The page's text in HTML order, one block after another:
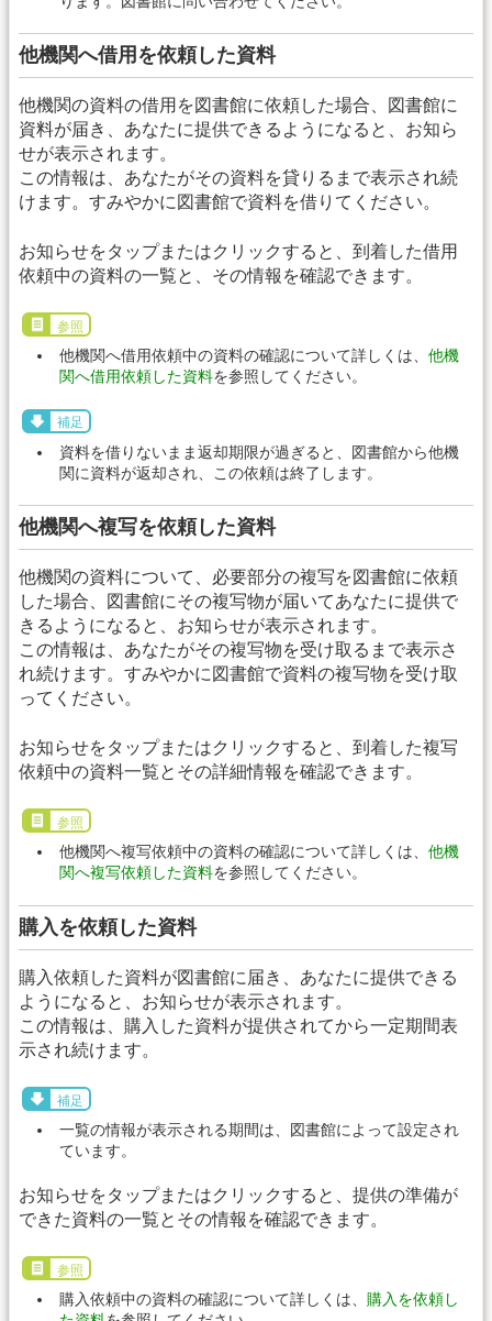
他機関へ借用を依頼した資料
他機関の資料の借用を図書館に依頼した場合、図書館に
資料が届き、あなたに提供できるようになると、お知ら
せが表示されます。
この情報は、あなたがその資料を貸りるまで表示され続
けます。すみやかに図書館で資料を借りてください。
お知らせをタップまたはクリックすると、到着した借用
依頼中の資料の一覧と、その情報を確認できます。
参照
他機関へ借用依頼中の資料の確認について詳しくは、 他機
関へ借用依頼した資料を参照してください。
補足
資料を借りないまま返却期限が過ぎると、図書館から他機
関に資料が返却され、この依頼は終了します。
他機関へ複写を依頼した資料
他機関の資料について、必要部分の複写を図書館に依頼
した場合、図書館にその複写物が届いてあなたに提供で
きるようになると、お知らせが表示されます。
この情報は、あなたがその複写物を受け取るまで表示さ
れ続けます。すみやかに図書館で資料の複写物を受け取
ってください。
お知らせをタップまたはクリックすると、到着した複写
依頼中の資料一覧とその詳細情報を確認できます。
参照
他機関へ複写依頼中の資料の確認について詳しくは、 他機
関へ複写依頼した資料を参照してください。
購入を依頼した資料
購入依頼した資料が図書館に届き、あなたに提供できる
ようになると、お知らせが表示されます。
この情報は、購入した資料が提供されてから一定期間表
示され続けます。
補足
一覧の情報が表示される期間は、図書館によって設定され
ています。
お知らせをタップまたはクリックすると、提供の準備が
できた資料の一覧とその情報を確認できます。
参照
購入依頼中の資料の確認について詳しくは、 購入を依頼し